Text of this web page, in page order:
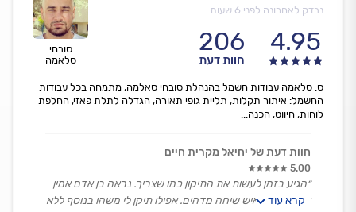
סובחי
סלאמה
נבדק לאחרונה לפני 6 שעות
4.95
206
חוות דעת
ס. סלאמה עבודות חשמל בהנהלת סובחי סאלמה, מתמחה בכל עבודות
החשמל: איתור תקלות, תליית גופי תאורה, הגדלה לתלת פאזי, החלפת
לוחות, חיווט, הכנה...
חוות דעת של יחיאל מקרית חיים
5.00
״הגיע בזמן לעשות את התיקון כמו שצריך. נראה בן אדם אמין
ומקצועי וגם איש שיחה מדהים. אפילו תיקן לי משהו בנוסף ללא
קרא עוד